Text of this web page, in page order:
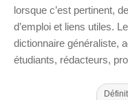
lorsque c’est pertinent,
d’emploi et liens utiles.
dictionnaire généraliste,
étudiants, rédacteurs,